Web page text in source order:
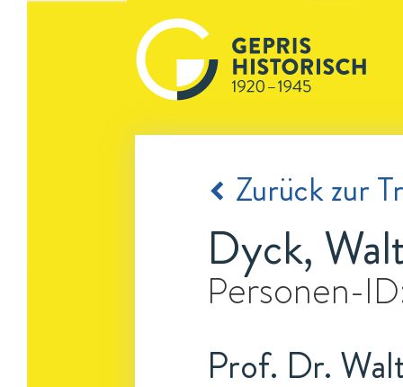
Zurück zur
Dyck,
Personen-
Prof. Dr.